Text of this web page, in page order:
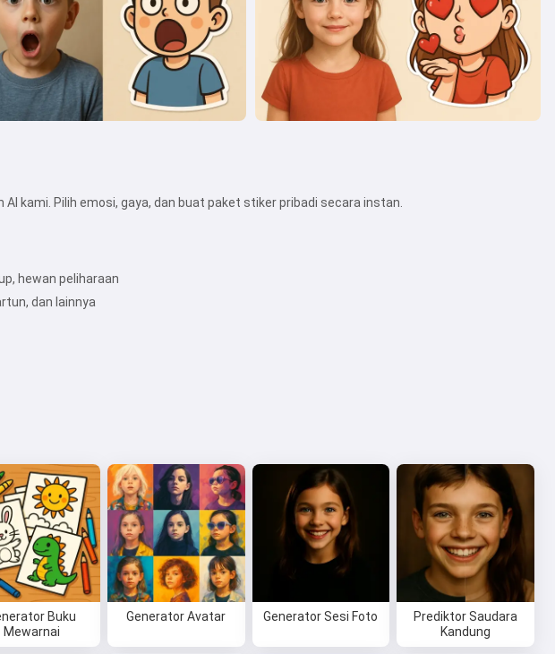
kami. Pilih emosi, gaya, dan buat paket stiker pribadi secara instan.
hewan peliharaan
dan lainnya
Buku
Mewarnai
Generator Avatar Generator Sesi Foto
Prediktor Saudara
Kandung
👋